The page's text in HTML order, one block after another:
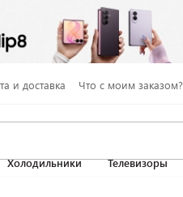
и доставка Что с моим заказом?
Холодильники Телевизоры